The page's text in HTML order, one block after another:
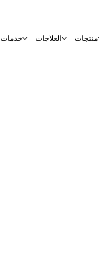
خدمات العلاجات منتجات